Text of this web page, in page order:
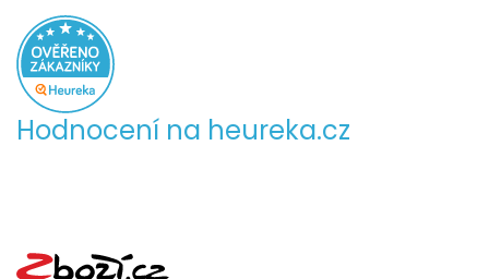
Hodnocení na heureka.cz